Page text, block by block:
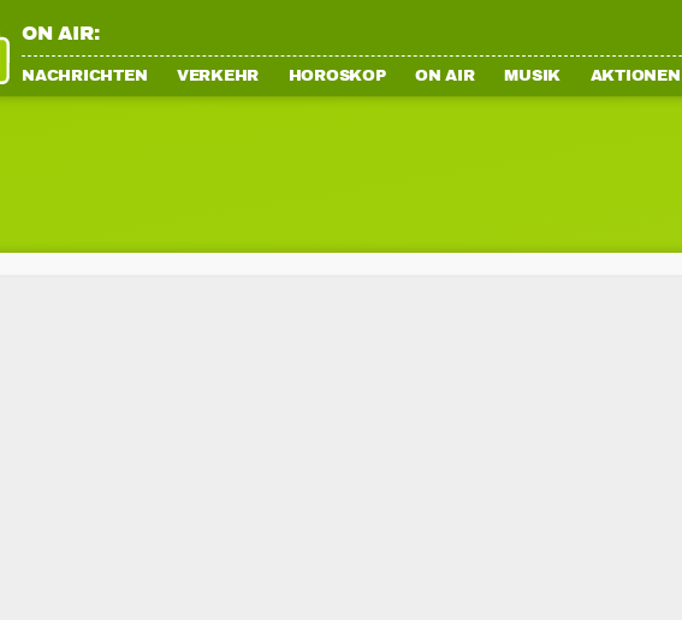
ON AIR:
NACHRICHTEN VERKEHR HOROSKOP ON AIR MUSIK AKTIONEN